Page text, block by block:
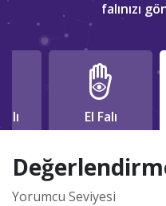
falınızı
El Falı
Yorumcu Seviyesi